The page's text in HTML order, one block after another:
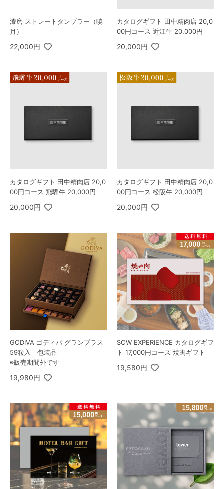
漆磨 ストレートタンブラー（暁
月）
22,000円
カタログギフト 田中精肉店 20,0
00円コース 近江牛 20,000円
20,000円
カタログギフト 田中精肉店 20,0
00円コース 飛騨牛 20,000円
20,000円
カタログギフト 田中精肉店 20,0
00円コース 松阪牛 20,000円
20,000円
GODIVA ゴディバ グランプラス
59粒入 包装品
※販売期間外です
19,980円
SOW EXPERIENCE カタログギフ
ト 17,000円コース 焼肉ギフト
19,580円